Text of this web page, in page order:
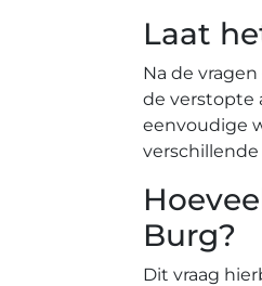
Laat
Na de
de verstopte
eenvoudige
Burg?
Dit vraag